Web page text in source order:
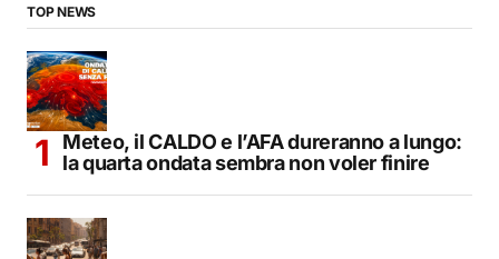
TOP NEWS
Meteo, il CALDO e l’AFA dureranno a lungo:
la quarta ondata sembra non voler finire